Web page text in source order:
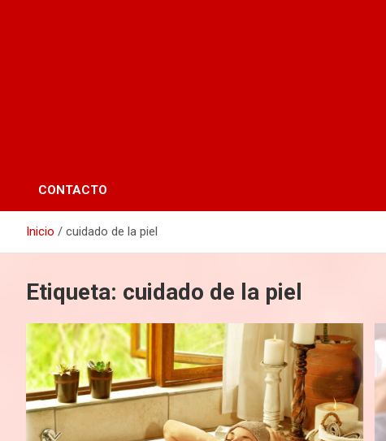
CONTACTO
Inicio cuidado de la piel
Etiqueta: cuidado de la piel